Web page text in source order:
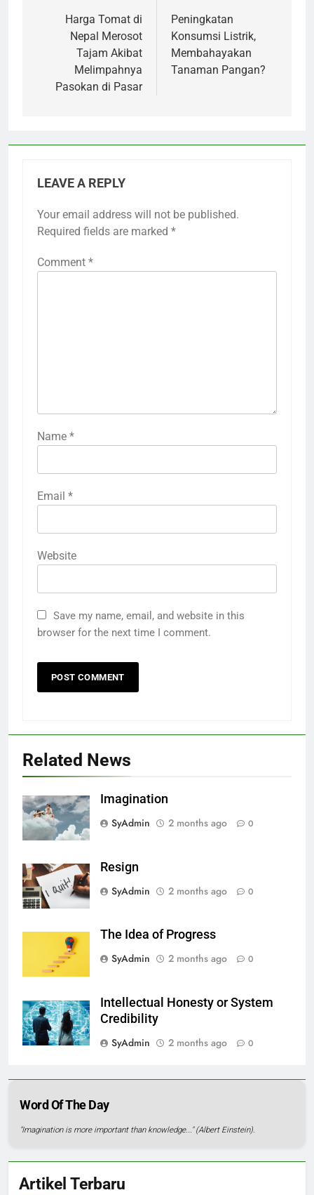
navigation
Harga Tomat di
Nepal Merosot
Tajam Akibat
Melimpahnya
Pasokan di Pasar
Peningkatan
Konsumsi Listrik,
Membahayakan
Tanaman Pangan?
LEAVE A REPLY
Your email address will not be published.
Required fields are marked *
Comment *
Name *
Email *
Website
Save my name, email, and website in this
browser for the next time I comment.
Related News
Imagination
SyAdmin
2 months ago 0
Resign
SyAdmin
2 months ago 0
The Idea of Progress
SyAdmin
2 months ago 0
Intellectual Honesty or System
Credibility
SyAdmin
2 months ago 0
Word Of The Day
"Imagination is more important than knowledge..." (Albert Einstein).
Artikel Terbaru